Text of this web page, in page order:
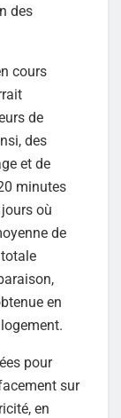
des
cours
de
des
et de
minutes
où
de
en
pour
sur
en